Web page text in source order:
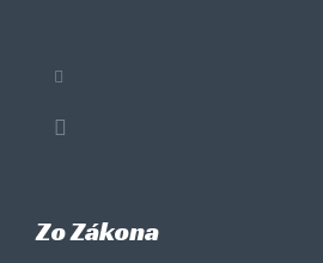
Zo Zákona